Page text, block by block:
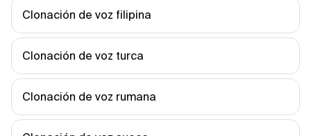
Clonación de voz filipina
Clonación de voz turca
Clonación de voz rumana